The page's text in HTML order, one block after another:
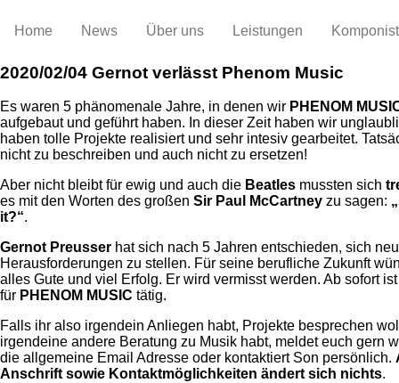
Home News Über uns Leistungen
2020/02/04 Gernot verlässt Phenom Music
Es waren 5 phänomenale Jahre, in denen wir PHENOM
aufgebaut und geführt haben. In dieser Zeit haben wir
haben tolle Projekte realisiert und sehr intesiv gearbeitet.
nicht zu beschreiben und auch nicht zu ersetzen!
Aber nicht bleibt für ewig und auch die Beatles mussten sich
es mit den Worten des großen Sir Paul McCartney zu sagen:
it?“.
Gernot Preusser hat sich nach 5 Jahren entschieden, sich
Herausforderungen zu stellen. Für seine berufliche Zukunft
alles Gute und viel Erfolg. Er wird vermisst werden. Ab sofort
für PHENOM MUSIC tätig.
Falls ihr also irgendein Anliegen habt, Projekte besprechen
irgendeine andere Beratung zu Musik habt, meldet euch gern
die allgemeine Email Adresse oder kontaktiert Son persönlich.
Anschrift sowie Kontaktmöglichkeiten ändert sich nichts.